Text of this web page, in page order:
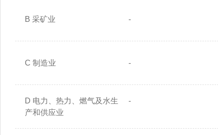
B 采矿业 -
C 制造业 -
D 电力、热力、燃气及水生
产和供应业
-